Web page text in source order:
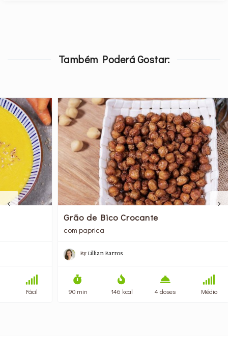
Também Poderá Gostar:
Grão de Bico Crocante
com paprica
Lillian Barros
146 kcal 4 doses Médio 25